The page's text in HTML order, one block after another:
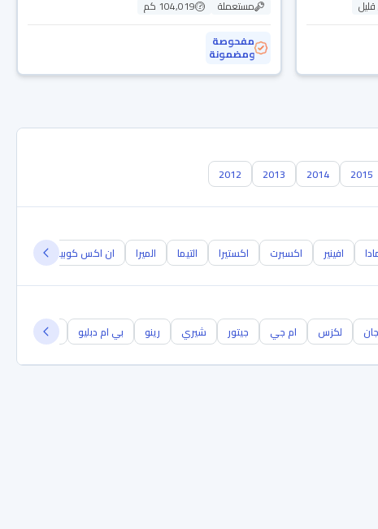
مستعملة
104,019 كم
مفحوصة
ومضمونة
2015
2014
2013
2012
افينير اكسبرت اكستيرا التيما الميرا ان اكس كوبيه
لكزس ام جي جيتور شيري رينو بي ام دبليو جيلي